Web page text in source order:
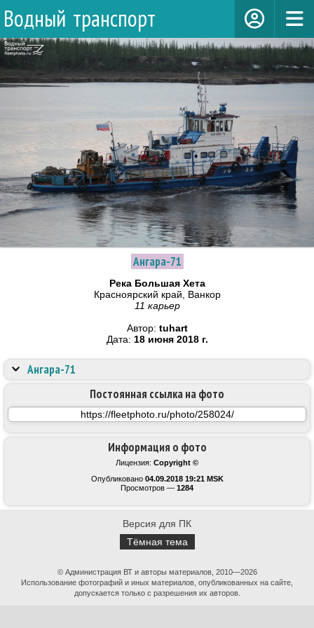
Водный транспорт
Ангара-71
Река Большая Хета
Красноярский край, Ванкор
11 карьер
Автор: tuhart
Дата: 18 июня 2018 г.
Информация о фото
Лицензия: Copyright ©
Опубликовано 04.09.2018 19:21 MSK
Просмотров — 1284
Постоянная ссылка на фото
Ангара-71
Версия для ПК
Тёмная тема
© Администрация ВТ и авторы материалов, 2010—2026
Использование фотографий и иных материалов, опубликованных на сайте,
допускается только с разрешения их авторов.